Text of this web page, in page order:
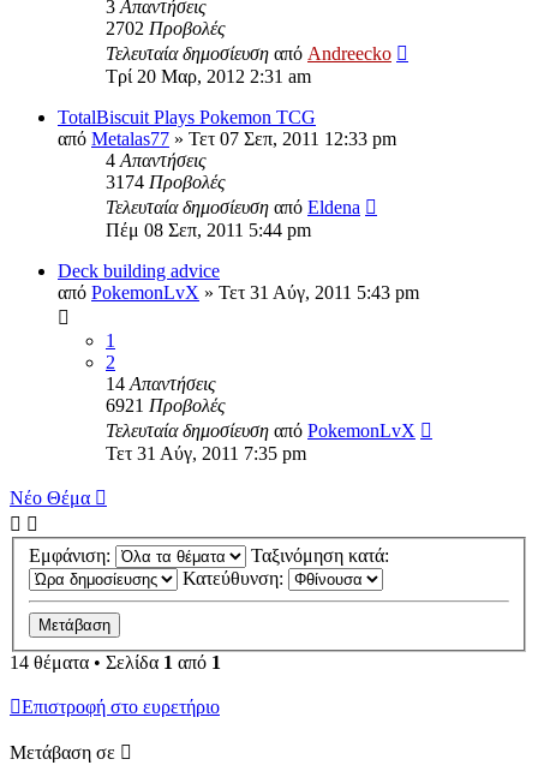
3 Απαντήσεις
2702 Προβολές
Τελευταία δημοσίευση από Andreecko
Τρί 20 Μαρ, 2012 2:31 am
TotalBiscuit Plays Pokemon TCG
από Metalas77 » Τετ 07 Σεπ, 2011 12:33 pm
4 Απαντήσεις
3174 Προβολές
Τελευταία δημοσίευση από Eldena
Πέμ 08 Σεπ, 2011 5:44 pm
Deck building advice
από PokemonLvX » Τετ 31 Αύγ, 2011 5:43 pm
1
2
14 Απαντήσεις
6921 Προβολές
Τελευταία δημοσίευση από PokemonLvX
Τετ 31 Αύγ, 2011 7:35 pm
Νέο Θέμα
Εμφάνιση:
Ταξινόμηση κατά:
Κατεύθυνση:
14 θέματα • Σελίδα 1 από 1
Επιστροφή στο ευρετήριο
Μετάβαση σε